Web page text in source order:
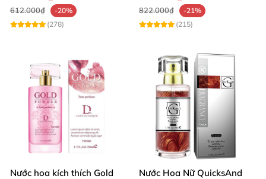
612.000₫
-20%
(278)
822.000₫
-21%
(215)
Nước hoa kích thích Gold
Nước Hoa Nữ QuicksAnd